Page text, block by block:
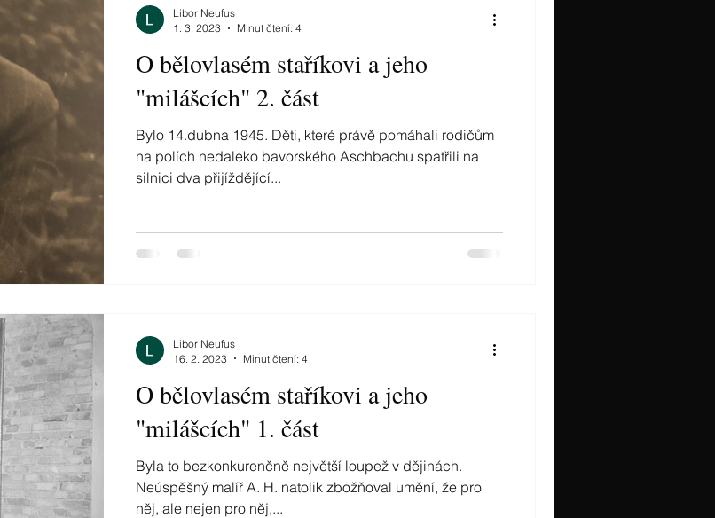
O bělovlasém staříkovi a jeho
"milášcích" 2. část
Bylo 14.dubna 1945. Děti, které právě pomáhali rodičům
na polích nedaleko bavorského Aschbachu spatřili na
silnici dva přijíždějící...
Libor Neufus
1. 3. 2023
Minut čtení: 4
O bělovlasém staříkovi a jeho
"milášcích" 1. část
Byla to bezkonkurenčně největší loupež v dějinách.
Neúspěšný malíř A. H. natolik zbožňoval umění, že pro
něj, ale nejen pro něj,...
Libor Neufus
16. 2. 2023
Minut čtení: 4